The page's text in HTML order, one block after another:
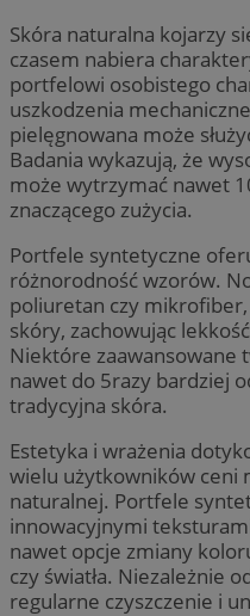
Skóra naturalna kojarzy
czasem nabiera
portfelowi osobistego
uszkodzenia
pielęgnowana może
Badania wykazują, że
może wytrzymać nawet
znaczącego zużycia.
Portfele syntetyczne
różnorodność wzorów.
poliuretan czy
skóry, zachowując
Niektóre zaawansowane
nawet do 5razy bardziej
tradycyjna skóra.
Estetyka i wrażenia
wielu użytkowników ceni
naturalnej. Portfele
innowacyjnymi
nawet opcje zmiany
czy światła. Niezależnie
regularne czyszczenie i